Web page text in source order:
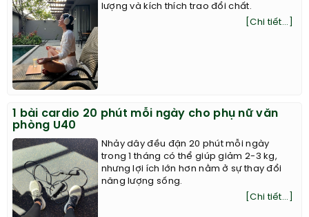
lượng và kích thích trao đổi chất.
[Chi tiết...]
1 bài cardio 20 phút mỗi ngày cho phụ nữ văn
phòng U40
Nhảy dây đều đặn 20 phút mỗi ngày
trong 1 tháng có thể giúp giảm 2-3 kg,
nhưng lợi ích lớn hơn nằm ở sự thay đổi
năng lượng sống.
[Chi tiết...]